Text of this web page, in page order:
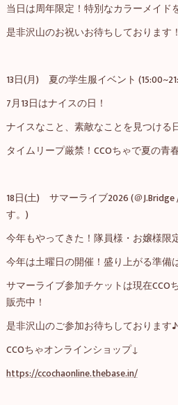
当日は周年限定！特別なカラーメイ
是非沢山のお祝いお待ちしております！
13日(月) 夏の学生服イベント
7月13日はナイスの日！
ナイスなこと、素敵なことを見つける
タイムリープ厳禁！CCOちゃで夏の青
18日(土) サマーライブ2026 (＠J.Bridge
す。)
今年もやってきた！隊員様・お嬢様限
今年は土曜日の開催！盛り上がる準備
サマーライブ参加チケットは現在CCO
販売中！
是非沢山のご参加お待ちしております♪
CCOちゃオンラインショップ↓
https://ccochaonline.thebase.in/